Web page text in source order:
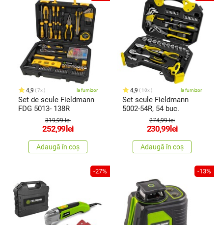
4,9 7x la furnizor
Set de scule Fieldmann
FDG 5013- 138R
319,99 lei
252,99 lei
Adaugă în coș
4,9 10x la furnizor
Set scule Fieldmann
5002-54R, 54 buc.
274,99 lei
230,99 lei
Adaugă în coș
-27% -13%